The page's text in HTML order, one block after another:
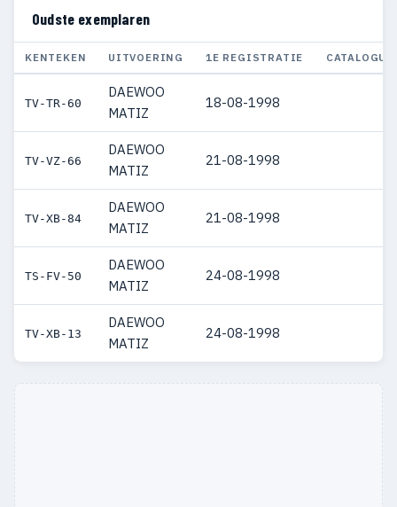
Oudste exemplaren
KENTEKEN UITVOERING 1E REGISTRATIE
TV-TR-60
DAEWOO
MATIZ
18-08-1998
TV-VZ-66
DAEWOO
MATIZ
21-08-1998
TV-XB-84
DAEWOO
MATIZ
21-08-1998
TS-FV-50
DAEWOO
MATIZ
24-08-1998
TV-XB-13
DAEWOO
MATIZ
24-08-1998